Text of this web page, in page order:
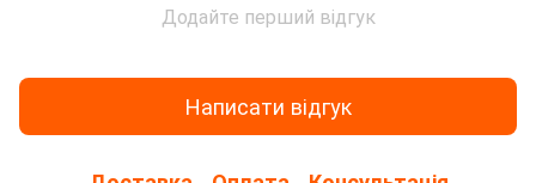
Додайте перший відгук
Написати відгук